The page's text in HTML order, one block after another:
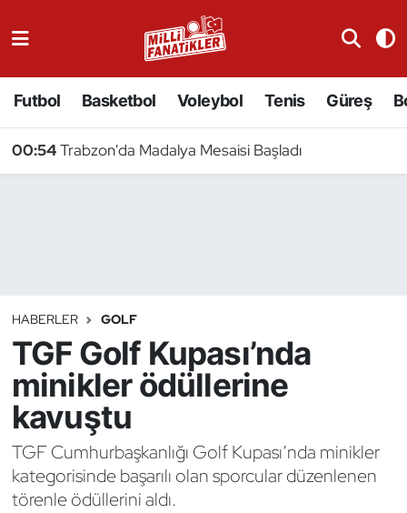
Futbol Basketbol Voleybol Tenis Güreş
00:54Trabzon'da Madalya Mesaisi Başladı
HABERLER GOLF
TGF Golf Kupası’nda
minikler ödüllerine
kavuştu
TGF Cumhurbaşkanlığı Golf Kupası’nda minikler
kategorisinde başarılı olan sporcular düzenlenen
törenle ödüllerini aldı.
Badminton
Binicilik
Bisiklet
Bocce Bowling Dart
Boks